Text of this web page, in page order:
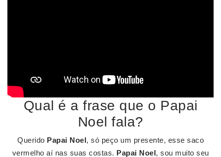
Qual é a frase que o Papai
Noel fala?
Querido Papai Noel, só peço um presente, esse saco
vermelho aí nas suas costas. Papai Noel, sou muito seu